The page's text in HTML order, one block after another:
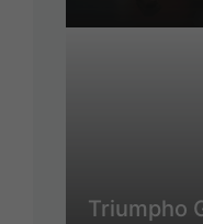
Triumpho